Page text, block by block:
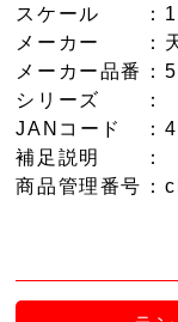
スケール
：
メーカー
：
メーカー品番
：
シリーズ
：
JANコード
：
補足説明
：
商品管理番号 ：